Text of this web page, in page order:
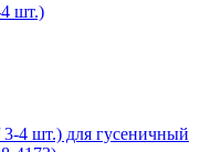
шт.)